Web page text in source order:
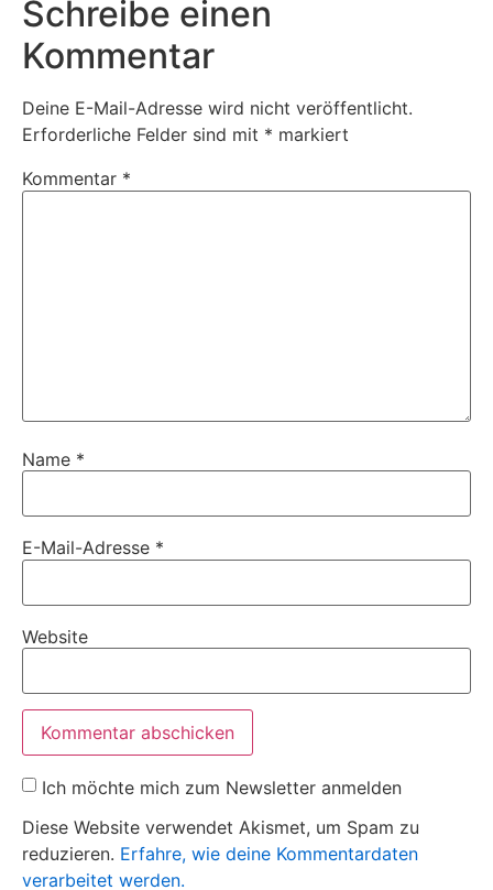
Schreibe einen
Kommentar
Deine E-Mail-Adresse wird nicht veröffentlicht.
Erforderliche Felder sind mit * markiert
Kommentar *
Name *
E-Mail-Adresse *
Website
Ich möchte mich zum Newsletter anmelden
Diese Website verwendet Akismet, um Spam zu
reduzieren. Erfahre, wie deine Kommentardaten
verarbeitet werden.